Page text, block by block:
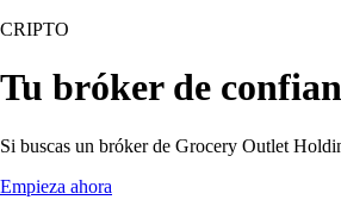
CRIPTO
Tu bróker de
Si buscas un bróker de Grocery Outlet
Empieza ahora